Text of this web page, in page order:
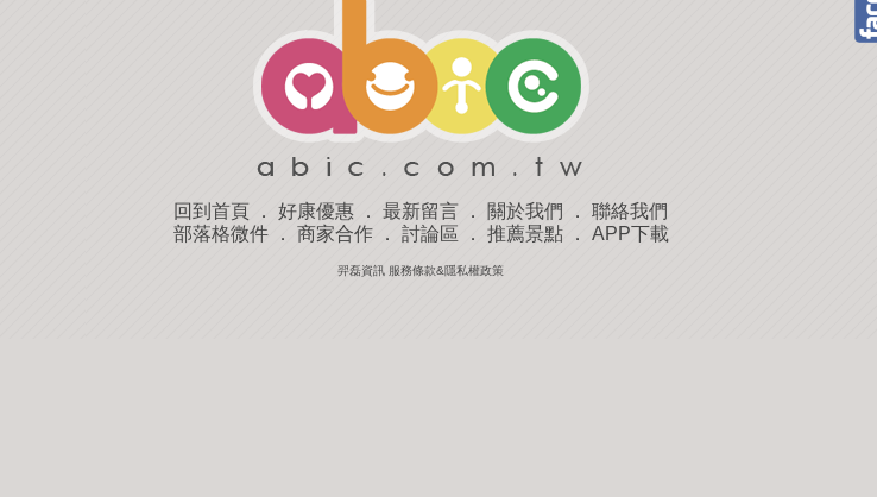
回到首頁 ． 好康優惠 ． 最新留言 ． 關於我們 ． 聯絡我們
部落格微件． 商家合作． 討論區 ． 推薦景點． APP下載
羿磊資訊 服務條款&隱私權政策